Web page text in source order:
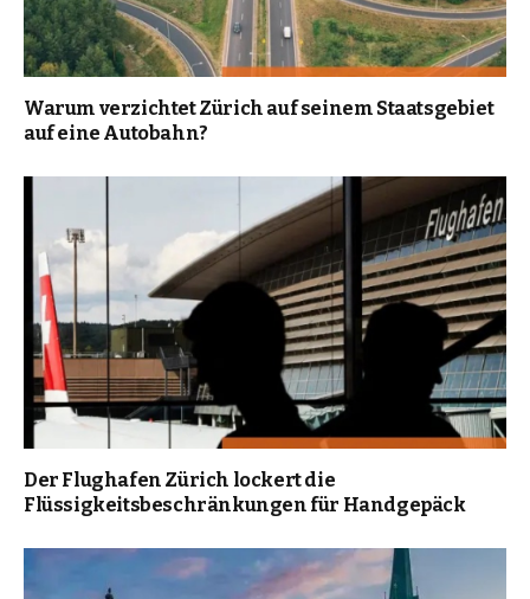
Warum verzichtet Zürich auf seinem Staatsgebiet
auf eine Autobahn?
Der Flughafen Zürich lockert die
Flüssigkeitsbeschränkungen für Handgepäck